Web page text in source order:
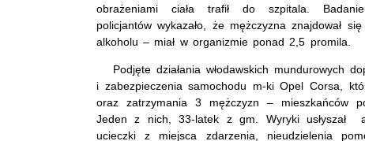
obrażeniami ciała trafił do szpitala.
policjantów wykazało, że mężczyzna znajdował
alkoholu – miał w organizmie ponad 2,5 promila.
Podjęte działania włodawskich mundurowych
i zabezpieczenia samochodu m-ki Opel Corsa,
oraz zatrzymania 3 mężczyzn – mieszkańców
Jeden z nich, 33-latek z gm. Wyryki usłyszał
ucieczki z miejsca zdarzenia, nieudzielenia